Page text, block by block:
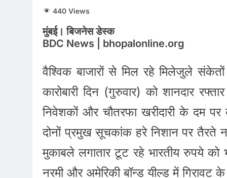
440 Views
मुंबई। बिजनेस डेस्क
BDC News | bhopalonline.org
वैश्विक बाजारों से मिल रहे मिलेजुले
कारोबारी दिन (गुरुवार) को शानदार
निवेशकों और चौतरफा खरीदारी के दम
दोनों प्रमुख सूचकांक हरे निशान पर
मुकाबले लगातार टूट रहे भारतीय रुपये
नरमी और अमेरिकी बॉन्ड यील्ड में